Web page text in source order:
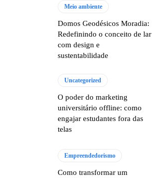
Meio ambiente
Domos Geodésicos Moradia:
Redefinindo o conceito de lar
com design e
sustentabilidade
Uncategorized
O poder do marketing
universitário offline: como
engajar estudantes fora das
telas
Empreendedorismo
Como transformar um